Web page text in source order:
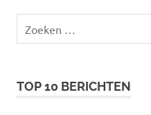
naar:
TOP 10 BERICHTEN